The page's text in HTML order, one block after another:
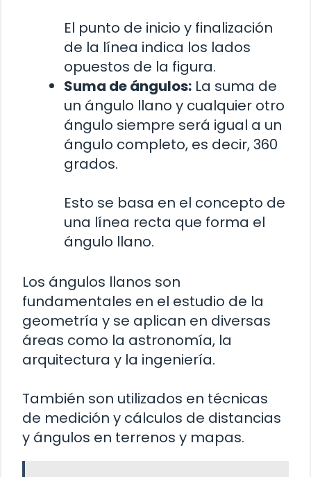
El punto de inicio y finalización
de la línea indica los lados
opuestos de la figura.
Suma de ángulos: La suma de
un ángulo llano y cualquier otro
ángulo siempre será igual a un
ángulo completo, es decir, 360
grados.
Esto se basa en el concepto de
una línea recta que forma el
ángulo llano.
Los ángulos llanos son
fundamentales en el estudio de la
geometría y se aplican en diversas
áreas como la astronomía, la
arquitectura y la ingeniería.
También son utilizados en técnicas
de medición y cálculos de distancias
y ángulos en terrenos y mapas.